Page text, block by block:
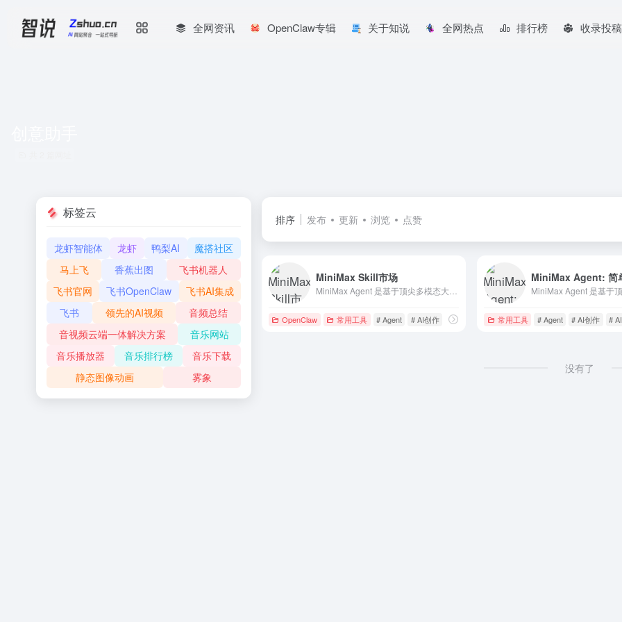
全网资讯 OpenClaw专辑 关于知说 全网热点 排行榜 收录投稿
排序 发布 更新 浏览 点赞
MiniMax Skill市场
OpenClaw 常用工具 # Agent # AI创作 # AI助手
MiniMax Agent: 简
常用工具 # Agent # AI创作 #
没有了
标签云
龙虾智能体 龙虾 鸭梨AI
魔搭社区
马上飞
香蕉出图
飞书机器人
飞书官网
飞书OpenClaw
飞书AI集成
飞书
领先的AI视频
音频总结
音视频云端一体解决方案
音乐网站
音乐播放器
音乐排行榜
音乐下载
静态图像动画
雾象